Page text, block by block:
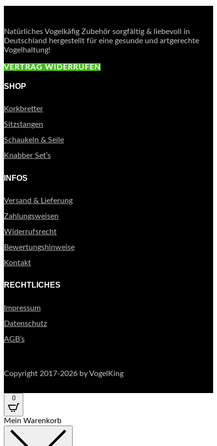
Natürliches Vogelkäfig Zubehör sorgfältig & liebevoll in
Deutschland hergestellt für eine gesunde und artgerechte
Vogelhaltung!
VERTRAG WIDERRUFEN
SHOP
Korkbretter
Sitzstangen
Schaukeln & Seile
Knabber Set’s
INFOS
Versand & Lieferung
Zahlungsweisen
Widerrufsrecht
Bewertungshinweise
Kontakt
RECHTLICHES
Impressum
Datenschutz
AGB’s
Copyright 2017-2026 by VogelKing
0
Mein Warenkorb